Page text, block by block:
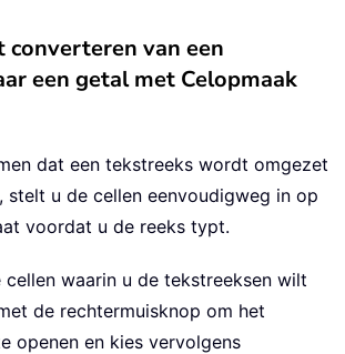
converteren van een
een getal met Celopmaak
dat een tekstreeks wordt omgezet
stelt u de cellen eenvoudigweg in op
voordat u de reeks typt.
cellen waarin u de tekstreeksen wilt
de rechtermuisknop om het
openen en kies vervolgens